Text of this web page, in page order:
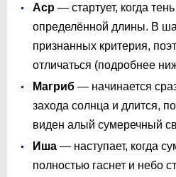
Аср — стартует, когда
определённой длины. В
признанных критерия,
отличаться (подробнее
Магриб — начинается
захода солнца и длится,
виден алый сумеречный
Иша — наступает, когда
полностью гаснет и небо